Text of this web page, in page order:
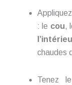
: le cou,
chaudes
Tenez